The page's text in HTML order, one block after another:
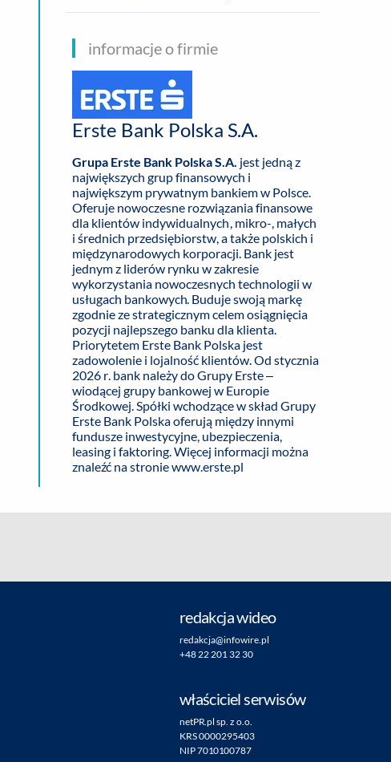
informacje o firmie
Erste Bank Polska S.A.
Grupa Erste Bank Polska S.A. jest jedną z
największych grup finansowych i
największym prywatnym bankiem w Polsce.
Oferuje nowoczesne rozwiązania finansowe
dla klientów indywidualnych, mikro-, małych
i średnich przedsiębiorstw, a także polskich i
międzynarodowych korporacji. Bank jest
jednym z liderów rynku w zakresie
wykorzystania nowoczesnych technologii w
usługach bankowych. Buduje swoją markę
zgodnie ze strategicznym celem osiągnięcia
pozycji najlepszego banku dla klienta.
Priorytetem Erste Bank Polska jest
zadowolenie i lojalność klientów. Od stycznia
2026 r. bank należy do Grupy Erste –
wiodącej grupy bankowej w Europie
Środkowej. Spółki wchodzące w skład Grupy
Erste Bank Polska oferują między innymi
fundusze inwestycyjne, ubezpieczenia,
leasing i faktoring. Więcej informacji można
znaleźć na stroniewww.erste.pl
redakcja wideo
redakcja@infowire.pl
+48 22 201 32 30
właściciel serwisów
netPR.pl sp. z o.o.
KRS 0000295403
NIP 7010100787